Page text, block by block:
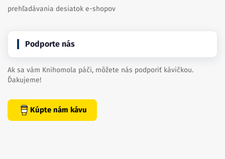
prehľadávania desiatok e-shopov
Podporte nás
Ak sa vám Knihomola páči, môžete nás podporiť kávičkou.
Ďakujeme!
Kúpte nám kávu